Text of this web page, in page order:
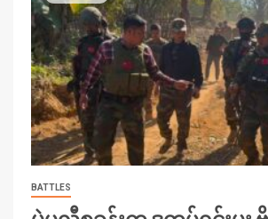
BATTLES